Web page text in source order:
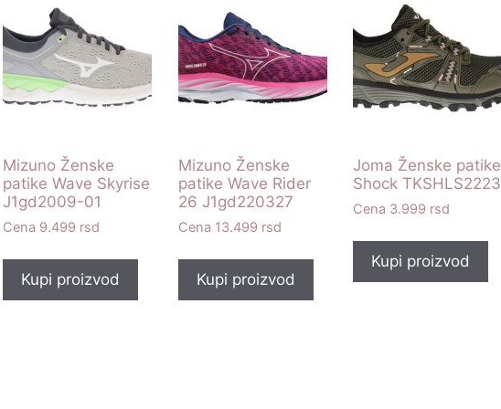
Mizuno Ženske
patike Wave Skyrise
J1gd2009-01
9.499 rsd
Kupi proizvod
Mizuno Ženske
patike Wave Rider
26 J1gd220327
13.499 rsd
Kupi proizvod
Joma Ženske patike
Shock TKSHLS2223
3.999 rsd
Kupi proizvod